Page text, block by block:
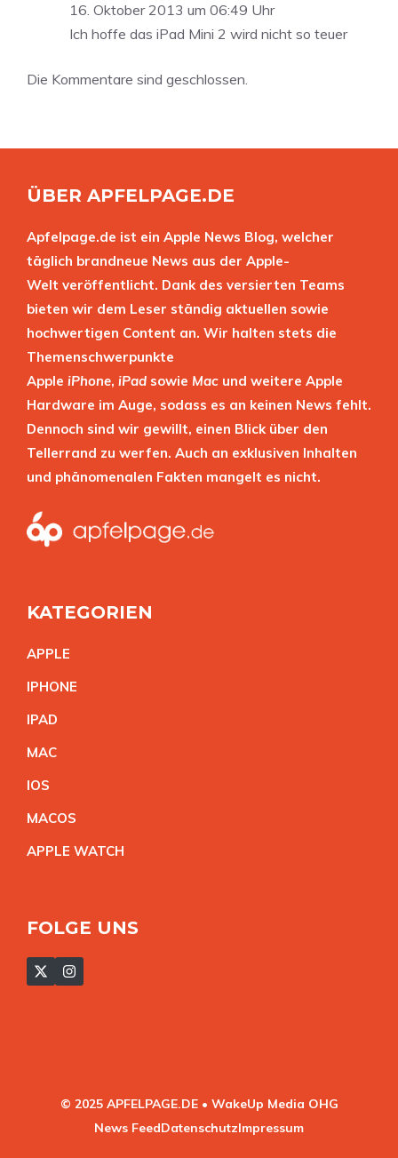
16. Oktober 2013 um 06:49 Uhr
Ich hoffe das iPad Mini 2 wird nicht so teuer
Die Kommentare sind geschlossen.
ÜBER APFELPAGE.DE
Apfelpage.de ist ein Apple News Blog, welcher
täglich brandneue News aus der Apple-
Welt veröffentlicht. Dank des versierten Teams
bieten wir dem Leser ständig aktuellen sowie
hochwertigen Content an. Wir halten stets die
Themenschwerpunkte
Apple iPhone, iPad sowie Mac und weitere Apple
Hardware im Auge, sodass es an keinen News fehlt.
Dennoch sind wir gewillt, einen Blick über den
Tellerrand zu werfen. Auch an exklusiven Inhalten
und phänomenalen Fakten mangelt es nicht.
KATEGORIEN
APPLE
IPHONE
IPAD
MAC
IOS
MACOS
APPLE WATCH
FOLGE UNS
© 2025 APFELPAGE.DE • WakeUp Media OHG
News FeedDatenschutzImpressum